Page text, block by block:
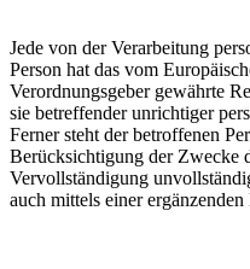
Jede von der Verarbeitung
Person hat das vom
Verordnungsgeber gewährte
sie betreffender unrichtiger
Ferner steht der betroffenen
Berücksichtigung der Zwecke
Vervollständigung
auch mittels einer